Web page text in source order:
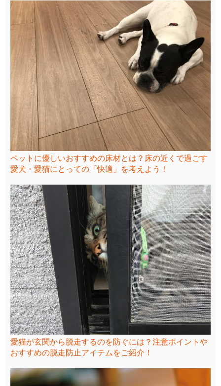
ペットに優しいおすすめの床材とは？床の近くで過ごす
愛犬・愛猫にとっての「快適」を考えよう！
愛猫が玄関から脱走するのを防ぐには？注意ポイントや
おすすめの脱走防止アイテムをご紹介！